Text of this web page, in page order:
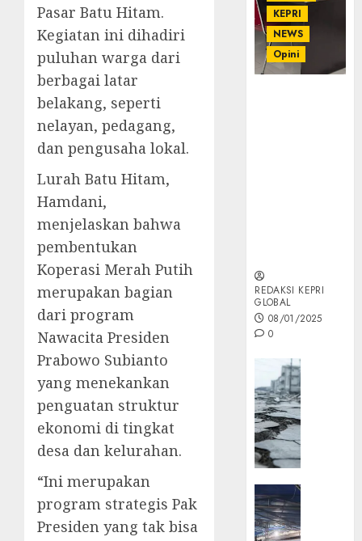
Pasar Batu Hitam.
Kegiatan ini dihadiri
puluhan warga dari
berbagai latar
belakang, seperti
nelayan, pedagang,
dan pengusaha lokal.
Lurah Batu Hitam,
Hamdani,
menjelaskan bahwa
pembentukan
Koperasi Merah Putih
merupakan bagian
dari program
Nawacita Presiden
Prabowo Subianto
yang menekankan
penguatan struktur
ekonomi di tingkat
desa dan kelurahan.
“Ini merupakan
program strategis Pak
Presiden yang tak bisa
KEPRI
NEWS
Opini
REDAKSI KEPRI
GLOBAL
08/01/2025
0